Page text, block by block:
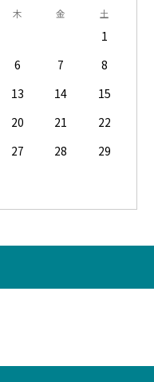
木 金 土
1
6 7
8
13 14
15
20 21
22
27 28
29